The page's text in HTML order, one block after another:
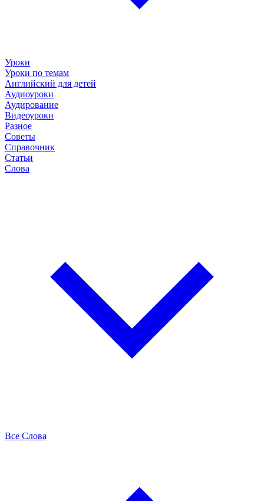
Уроки
Уроки по темам
Английский для детей
Аудиоуроки
Аудирование
Видеоуроки
Разное
Советы
Справочник
Статьи
Слова
Все Слова